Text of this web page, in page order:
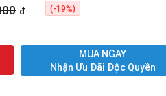
đ (-19%)
MUA NGAY
Nhận Ưu Đãi Độc Quyền